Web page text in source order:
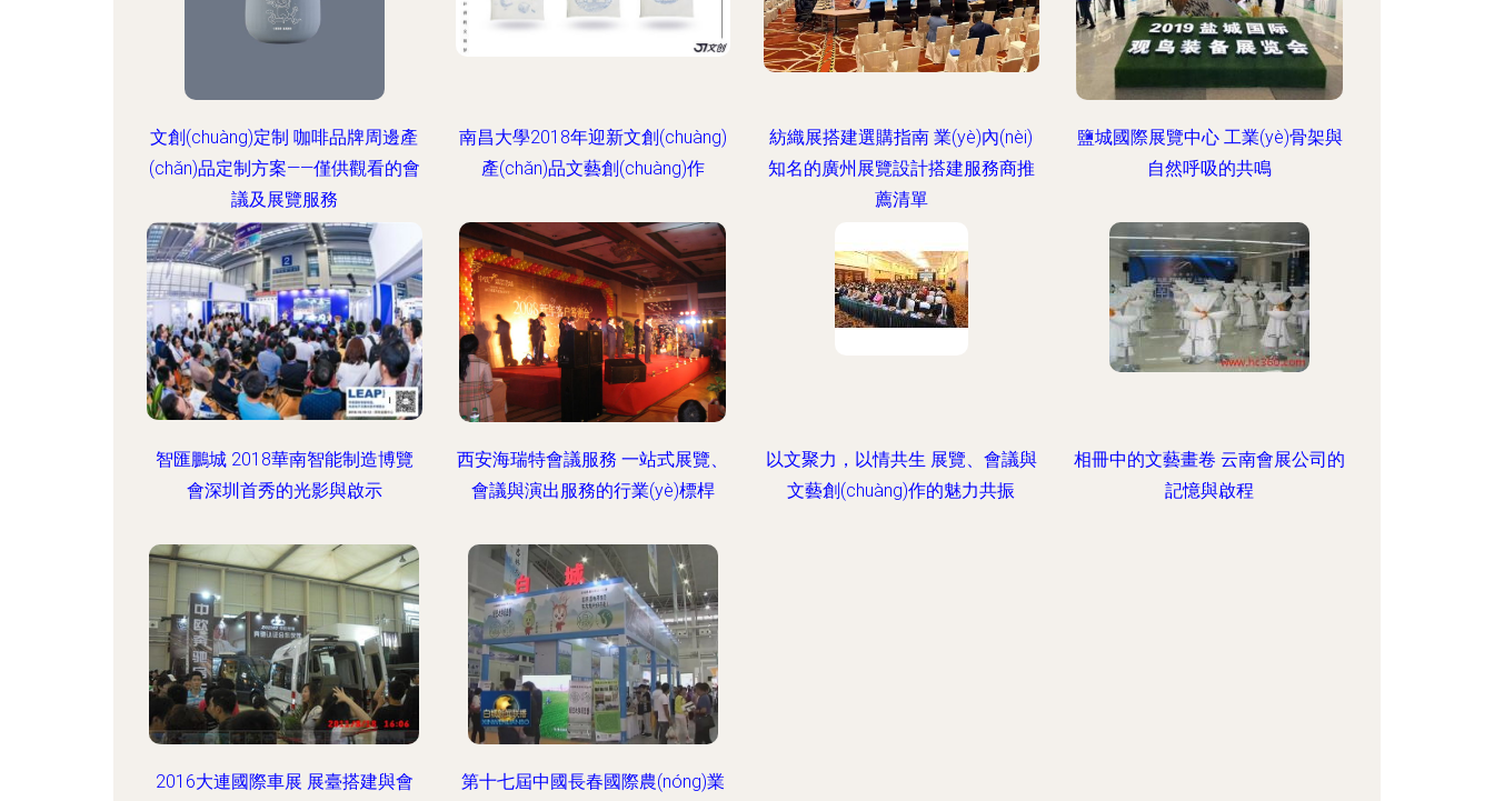
文創(chuàng)定制 咖啡品牌周邊產
(chǎn)品定制方案——僅供觀看的會
議及展覽服務
南昌大學2018年迎新文創(chuàng)
產(chǎn)品文藝創(chuàng)作
紡織展搭建選購指南 業(yè)內(nèi)
知名的廣州展覽設計搭建服務商推
薦清單
鹽城國際展覽中心 工業(yè)骨架與
自然呼吸的共鳴
智匯鵬城 2018華南智能制造博覽
會深圳首秀的光影與啟示
西安海瑞特會議服務 一站式展覽、
會議與演出服務的行業(yè)標桿
以文聚力，以情共生 展覽、會議與
文藝創(chuàng)作的魅力共振
相冊中的文藝畫卷 云南會展公司的
記憶與啟程
2016大連國際車展 展臺搭建與會
第十七屆中國長春國際農(nóng)業